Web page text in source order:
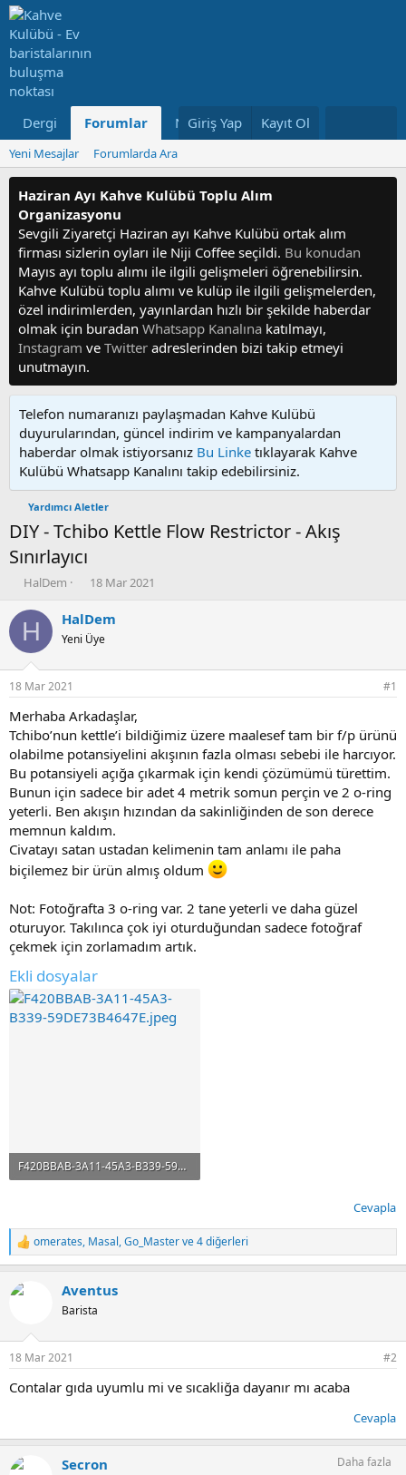
Dergi Forumlar Neler Yeni Kullanıcılar
Giriş Yap Kayıt Ol
Yeni Mesajlar Forumlarda Ara
Haziran Ayı Kahve Kulübü Toplu Alım
Organizasyonu
Sevgili Ziyaretçi Haziran ayı Kahve Kulübü ortak alım
firması sizlerin oyları ile Niji Coffee seçildi. Bu konudan
Mayıs ayı toplu alımı ile ilgili gelişmeleri öğrenebilirsin.
Kahve Kulübü toplu alımı ve kulüp ile ilgili gelişmelerden,
özel indirimlerden, yayınlardan hızlı bir şekilde haberdar
olmak için buradan Whatsapp Kanalına katılmayı,
Instagram ve Twitter adreslerinden bizi takip etmeyi
unutmayın.
Telefon numaranızı paylaşmadan Kahve Kulübü
duyurularından, güncel indirim ve kampanyalardan
haberdar olmak istiyorsanız Bu Linke tıklayarak Kahve
Kulübü Whatsapp Kanalını takip edebilirsiniz.
Yardımcı Aletler
DIY - Tchibo Kettle Flow Restrictor - Akış
Sınırlayıcı
K
n
u
u
b
a
ş
l
a
t
a
n
HalDem
B
ş
l
a
ı
ç
a
r
i
h
i
18 Mar 2021
H HalDem
Yeni Üye
18 Mar 2021 #1
Merhaba Arkadaşlar,
Tchibo’nun kettle’i bildiğimiz üzere maalesef tam bir f/p ürünü
olabilme potansiyelini akışının fazla olması sebebi ile harcıyor.
Bu potansiyeli açığa çıkarmak için kendi çözümümü türettim.
Bunun için sadece bir adet 4 metrik somun perçin ve 2 o-ring
yeterli. Ben akışın hızından da sakinliğinden de son derece
memnun kaldım.
Civatayı satan ustadan kelimenin tam anlamı ile paha
biçilemez bir ürün almış oldum
Not: Fotoğrafta 3 o-ring var. 2 tane yeterli ve daha güzel
oturuyor. Takılınca çok iyi oturduğundan sadece fotoğraf
çekmek için zorlamadım artık.
Ekli dosyalar
F420BBAB-3A11-45A3-B339-59DE73B4647E.jpeg
Cevapla
T
e
k
:
omerates, Masal,Go_Masterve 4 diğerleri
Aventus
Barista
18 Mar 2021 #2
Contalar gıda uyumlu mi ve sıcakliğa dayanır mı acaba
Cevapla
Secron Daha fazla